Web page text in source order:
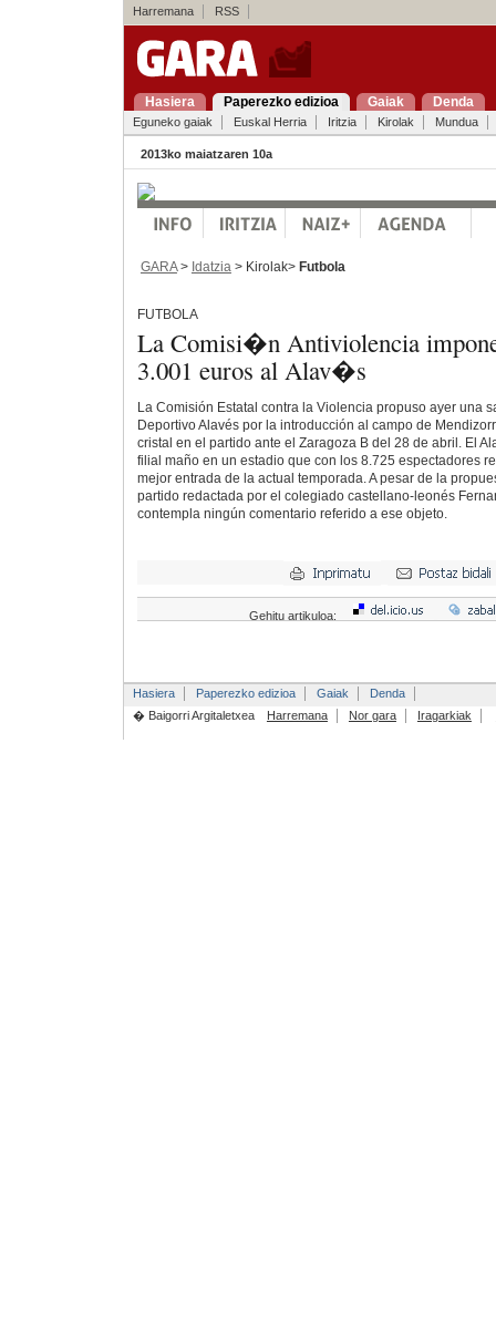
Harremana RSS
Hasiera Paperezko edizioa Gaiak Denda
Eguneko gaiak Euskal Herria Iritzia Kirolak Mundua
2013ko maiatzaren 10a
GARA> Idatzia > Kirolak> Futbola
FUTBOLA
La Comisi�n Antiviolencia
3.001 euros al Alav�s
La Comisión Estatal contra la Violencia propuso ayer una
Deportivo Alavés por la introducción al campo de
cristal en el partido ante el Zaragoza B del 28 de abril. El
filial maño en un estadio que con los 8.725 espectadores
mejor entrada de la actual temporada. A pesar de la
partido redactada por el colegiado castellano-leonés
contempla ningún comentario referido a ese objeto.
Gehitu artikuloa:
Hasiera Paperezko edizioa Gaiak
Denda
� Baigorri Argitaletxea
Harremana Nor gara Iragarkiak